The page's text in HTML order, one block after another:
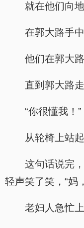
就在他们向
在郭大路手
他们在郭大
直到郭大路
“你很懂我！”
从轮椅上站
这句话说完
轻声笑了笑，“妈
老妇人急忙